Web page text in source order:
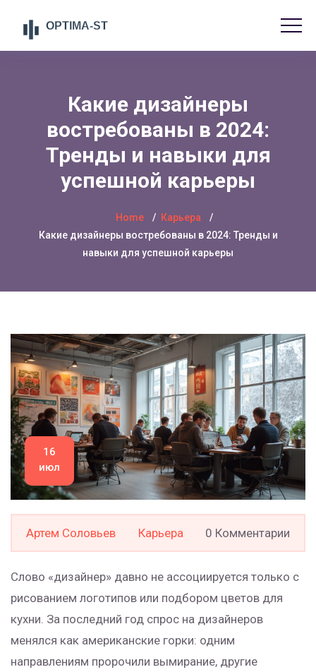
Какие дизайнеры
востребованы в 2024:
Тренды и навыки для
успешной карьеры
Home
Карьера
Какие дизайнеры востребованы в 2024: Тренды и
навыки для успешной карьеры
16
июл
Артем Соловьев Карьера 0 Комментарии
Слово «дизайнер» давно не ассоциируется только с
рисованием логотипов или подбором цветов для
кухни. За последний год спрос на дизайнеров
менялся как американские горки: одним
направлениям пророчили вымирание, другие